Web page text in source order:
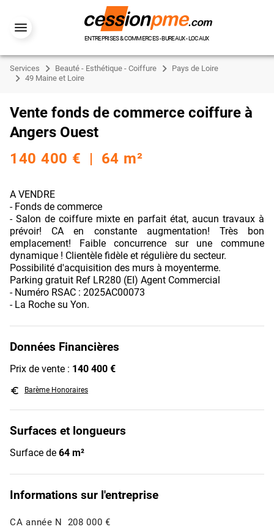
ENTREPRISES & COMMERCES - BUREAUX - LOCAUX
Services Beauté - Esthétique - Coiffure
Pays de Loire
49 Maine et Loire
Vente fonds de commerce coiffure à
Angers Ouest
140 400 € | 64 m²
A VENDRE
- Fonds de commerce
- Salon de coiffure mixte en parfait état, aucun travaux à
prévoir! CA en constante augmentation! Très bon
emplacement! Faible concurrence sur une commune
dynamique ! Clientèle fidèle et régulière du secteur.
Possibilité d'acquisition des murs à moyenterme.
Parking gratuit Ref LR280 (EI) Agent Commercial
- Numéro RSAC : 2025AC00073
- La Roche su Yon.
Données Financières
Prix de vente : 140 400 €
euro_symbol Barème Honoraires
Surfaces et longueurs
Surface de 64 m²
Informations sur l'entreprise
CA année N 208 000 €